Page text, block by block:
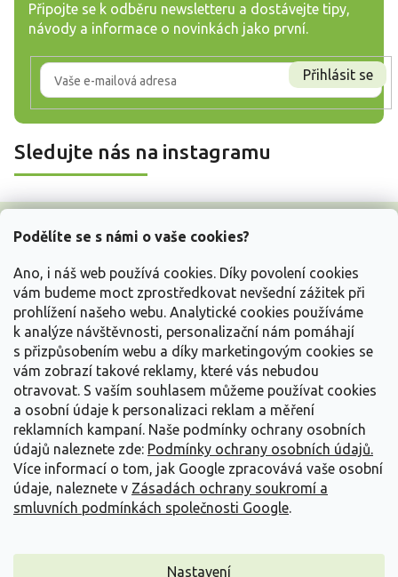
Podělíte se s námi o vaše cookies?
Ano, i náš web používá cookies. Díky povolení cookies
vám budeme moct zprostředkovat nevšední zážitek při
prohlížení našeho webu. Analytické cookies používáme
k analýze návštěvnosti, personalizační nám pomáhají
s přizpůsobením webu a díky marketingovým cookies se
vám zobrazí takové reklamy, které vás nebudou
otravovat. S vaším souhlasem můžeme používat cookies
a osobní údaje k personalizaci reklam a měření
reklamních kampaní. Naše podmínky ochrany osobních
údajů naleznete zde: Podmínky ochrany osobních údajů.
Více informací o tom, jak Google zpracovává vaše osobní
údaje, naleznete v Zásadách ochrany soukromí a
smluvních podmínkách společnosti Google.
Nastavení
Připojte se k odběru newsletteru a dostávejte tipy,
návody a informace o novinkách jako první.
Přihlásit se
Sledujte nás na instagramu
Z
Vše o nákupu
Informace pro Vás
Kontakujte nás